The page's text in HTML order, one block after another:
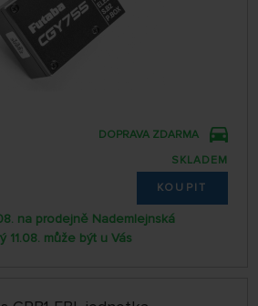
DOPRAVA ZDARMA
SKLADEM
KOUPIT
na prodejně Nademlejnská
11.08. může být u Vás